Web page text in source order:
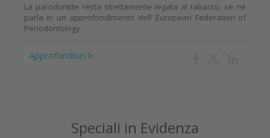
La parodontite resta strettamente legata al tabacco, se ne
parla in un approfondimento dell’ European Federation of
Periodontology
Approfondisci
Speciali in Evidenza